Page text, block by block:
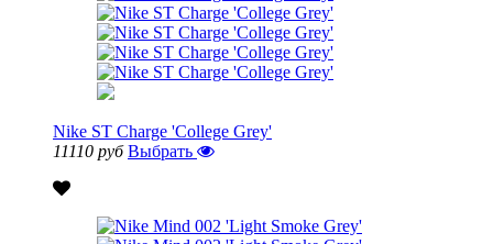
Nike ST Charge 'College Grey'
11110 руб Выбрать